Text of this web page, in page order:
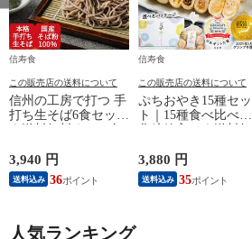
信寿食
この販売店の送料について
信州の工房で打つ 手
打ち生そば6食セット
3,940 円
送料込み 36
信寿食
この販売店の送料について
ぷちおやき15種セッ
ト｜15種食べ比べ｜
3,880 円
送料込み 35
人気ランキング